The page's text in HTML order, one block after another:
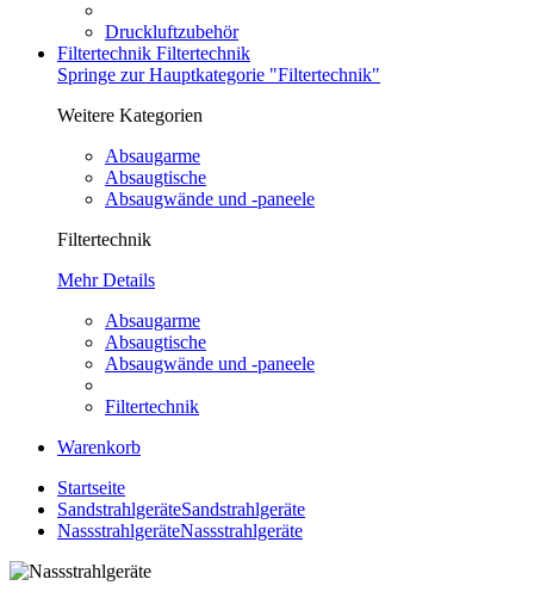
Druckluftzubehör
Filtertechnik Filtertechnik
Springe zur Hauptkategorie "Filtertechnik"
Weitere Kategorien
Absaugarme
Absaugtische
Absaugwände und -paneele
Filtertechnik
Mehr Details
Absaugarme
Absaugtische
Absaugwände und -paneele
Filtertechnik
Warenkorb
Startseite
SandstrahlgeräteSandstrahlgeräte
NassstrahlgeräteNassstrahlgeräte